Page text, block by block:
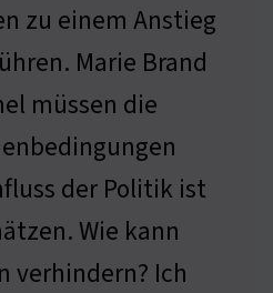
zu einem Anstieg
Marie Brand
müssen die
der Politik ist
Wie kann
verhindern? Ich